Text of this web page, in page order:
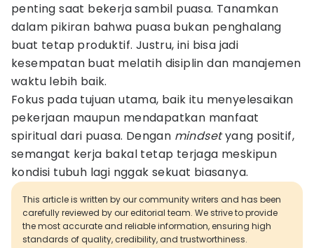
penting saat bekerja sambil puasa. Tanamkan
dalam pikiran bahwa puasa bukan penghalang
buat tetap produktif. Justru, ini bisa jadi
kesempatan buat melatih disiplin dan manajemen
waktu lebih baik.
Fokus pada tujuan utama, baik itu menyelesaikan
pekerjaan maupun mendapatkan manfaat
spiritual dari puasa. Dengan mindsetyang positif,
semangat kerja bakal tetap terjaga meskipun
kondisi tubuh lagi nggak sekuat biasanya.
This article is written by our community writers and has been
carefully reviewed by our editorial team. We strive to provide
the most accurate and reliable information, ensuring high
standards of quality, credibility, and trustworthiness.